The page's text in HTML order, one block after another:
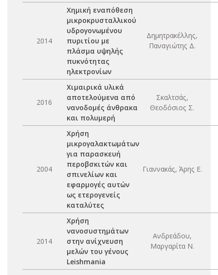
2014
Χημική εναπόθεση
μικροκρυσταλλικού
υδρογονωμένου
πυριτίου με
πλάσμα υψηλής
πυκνότητας
ηλεκτρονίων
Δημητρακέλλης,
Παναγιώτης Δ.
2016
Χιμαιρικά υλικά
αποτελούμενα από
νανοδομές άνθρακα
και πολυμερή
Σκαλτσάς,
Θεοδόσιος Σ.
2004
Χρήση
μικρογαλακτωμάτων
για παρασκευή
περοβσκιτών και
σπινελίων και
εφαρμογές αυτών
ως ετερογενείς
καταλύτες
Γιαννακάς, Άρης Ε.
2014
Χρήση
νανοσυστημάτων
στην ανίχνευση
μελών του γένους
Leishmania
Ανδρεάδου,
Μαργαρίτα Ν.